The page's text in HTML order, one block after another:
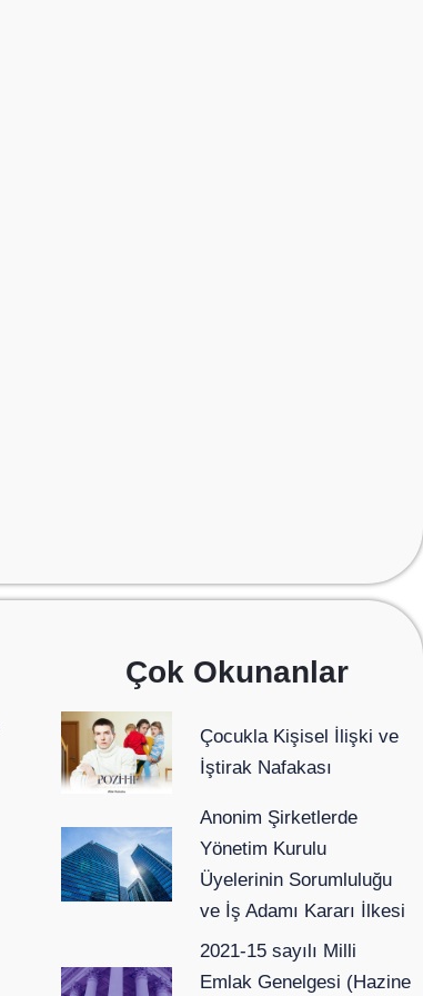
Çok Okunanlar
Çocukla Kişisel İlişki ve
İştirak Nafakası
Anonim Şirketlerde
Yönetim Kurulu
Üyelerinin Sorumluluğu
ve İş Adamı Kararı İlkesi
2021-15 sayılı Milli
Emlak Genelgesi (Hazine